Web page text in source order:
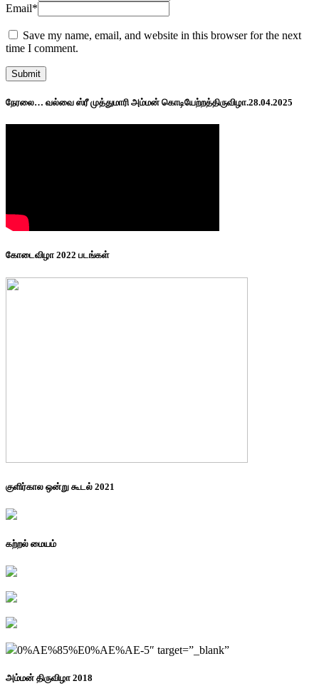
Email*
Save my name, email, and website in this browser for the next
time I comment.
நேரலை… வல்வை ஸ்ரீ முத்துமாரி அம்மன் கொடியேற்றத்திருவிழா.28.04.2025
கோடைவிழா 2022 படங்கள்
குளிர்கால ஒன்று கூடல் 2021
கற்றல் மையம்
0%AE%85%E0%AE%AE-5″ target=”_blank”
அம்மன் திருவிழா 2018